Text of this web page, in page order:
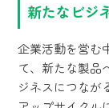
新たなビジ
企業活動を営む
て、新たな製品
ジネスにつなが